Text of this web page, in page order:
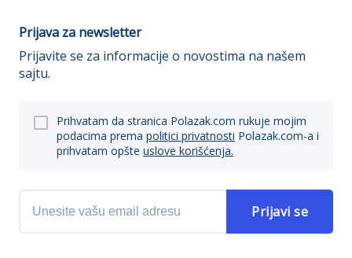
Prijava za newsletter
Prijavite se za informacije o novostima na našem
sajtu.
Prihvatam da stranica Polazak.com rukuje mojim
podacima prema politici privatnosti Polazak.com-a i
prihvatam opšte uslove korišćenja.
Prijavi se